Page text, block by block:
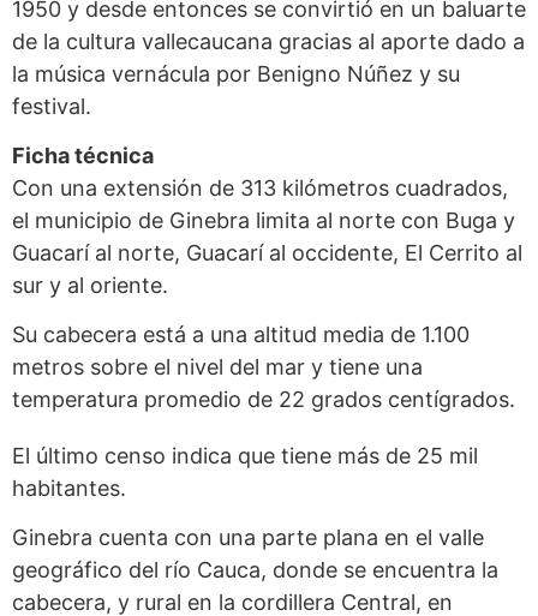
1950 y desde entonces se convirtió en un baluarte
de la cultura vallecaucana gracias al aporte dado a
la música vernácula por Benigno Núñez y su
festival.
Ficha técnica
Con una extensión de 313 kilómetros cuadrados,
el municipio de Ginebra limita al norte con Buga y
Guacarí al norte, Guacarí al occidente, El Cerrito al
sur y al oriente.
Su cabecera está a una altitud media de 1.100
metros sobre el nivel del mar y tiene una
temperatura promedio de 22 grados centígrados.
El último censo indica que tiene más de 25 mil
habitantes.
Ginebra cuenta con una parte plana en el valle
geográfico del río Cauca, donde se encuentra la
cabecera, y rural en la cordillera Central, en